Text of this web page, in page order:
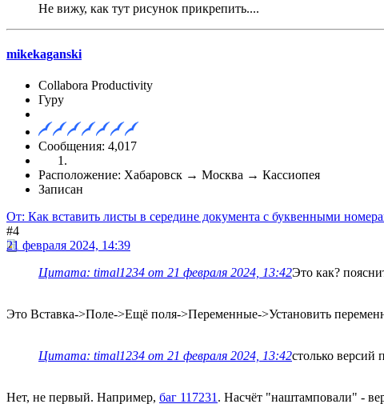
Не вижу, как тут рисунок прикрепить....
mikekaganski
Collabora Productivity
Гуру
Сообщения: 4,017
Расположение: Хабаровск → Москва → Кассиопея
Записан
От: Как вставить листы в середине документа с буквенными
#4
21 февраля 2024, 14:39
Цитата: timal1234 от 21 февраля 2024, 13:42Это как?
Это Вставка->Поле->Ещё поля->Переменные->Установить
Цитата: timal1234 от 21 февраля 2024, 13:42столько
Нет, не первый. Например, баг 117231 . Насчёт "наштамповали" -